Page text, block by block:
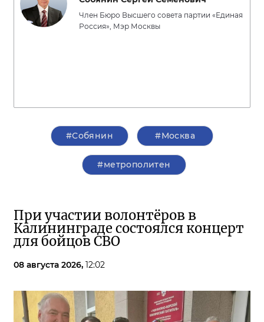
Член Бюро Высшего совета партии «Единая
Россия», Мэр Москвы
#Собянин #Москва
#метрополитен
При участии волонтёров в
Калининграде состоялся концерт
для бойцов СВО
08 августа 2026, 12:02